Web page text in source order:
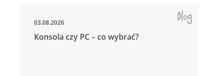
03.08.2026
Konsola czy PC – co wybrać?